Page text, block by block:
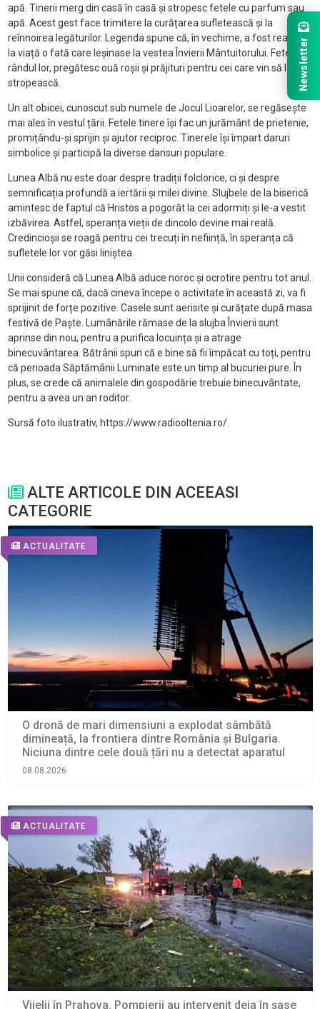
apă. Tinerii merg din casă în casă și stropesc fetele cu parfum sau
apă. Acest gest face trimitere la curățarea sufletească și la
reînnoirea legăturilor. Legenda spune că, în vechime, a fost readusă
la viață o fată care leșinase la vestea Învierii Mântuitorului. Fetele, la
rândul lor, pregătesc ouă roșii și prăjituri pentru cei care vin să le
stropească.
Un alt obicei, cunoscut sub numele de Jocul Lioarelor, se regăsește
mai ales în vestul țării. Fetele tinere își fac un jurământ de prietenie,
promițându-și sprijin și ajutor reciproc. Tinerele își împart daruri
simbolice și participă la diverse dansuri populare.
Lunea Albă nu este doar despre tradiții folclorice, ci și despre
semnificația profundă a iertării și milei divine. Slujbele de la biserică
amintesc de faptul că Hristos a pogorât la cei adormiți și le-a vestit
izbăvirea. Astfel, speranța vieții de dincolo devine mai reală.
Credincioșii se roagă pentru cei trecuți în neființă, în speranța că
sufletele lor vor găsi liniștea.
Unii consideră că Lunea Albă aduce noroc și ocrotire pentru tot anul.
Se mai spune că, dacă cineva începe o activitate în această zi, va fi
sprijinit de forțe pozitive. Casele sunt aerisite și curățate după masa
festivă de Paște. Lumânările rămase de la slujba Învierii sunt
aprinse din nou, pentru a purifica locuința și a atrage
binecuvântarea. Bătrânii spun că e bine să fii împăcat cu toți, pentru
că perioada Săptămânii Luminate este un timp al bucuriei pure. În
plus, se crede că animalele din gospodărie trebuie binecuvântate,
pentru a avea un an roditor.
Sursă foto ilustrativ, https://www.radiooltenia.ro/.
ALTE ARTICOLE DIN ACEEASI
CATEGORIE
ACTUALITATE
O dronă de mari dimensiuni a explodat sâmbătă
dimineață, la frontiera dintre România și Bulgaria.
Niciuna dintre cele două țări nu a detectat aparatul
08.08.2026
ACTUALITATE
Vijelii în Prahova. Pompierii au intervenit deja în șase
Newsletter